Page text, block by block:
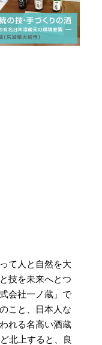
て人と自然を大
技を未来へとつ
会社一ノ蔵」で
こと、日本人な
れる名高い酒蔵
北上すると、良